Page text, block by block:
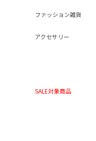
ファッション雑貨
アクセサリー
SALE対象商品